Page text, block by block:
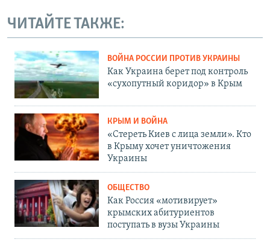
ЧИТАЙТЕ ТАКЖЕ:
ВОЙНА РОССИИ ПРОТИВ УКРАИНЫ
Как Украина берет под контроль
«сухопутный коридор» в Крым
КРЫМ И ВОЙНА
«Стереть Киев с лица земли». Кто
в Крыму хочет уничтожения
Украины
ОБЩЕСТВО
Как Россия «мотивирует»
крымских абитуриентов
поступать в вузы Украины